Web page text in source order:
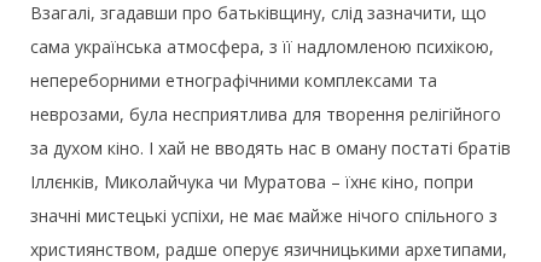
Взагалі, згадавши про батьківщину, слід зазначити, що
сама українська атмосфера, з її надломленою психікою,
непереборними етнографічними комплексами та
неврозами, була несприятлива для творення релігійного
за духом кіно. І хай не вводять нас в оману постаті братів
Іллєнків, Миколайчука чи Муратова – їхнє кіно, попри
значні мистецькі успіхи, не має майже нічого спільного з
християнством, радше оперує язичницькими архетипами,